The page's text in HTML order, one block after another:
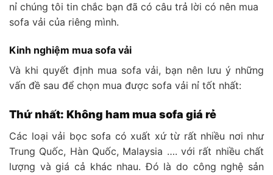
nỉ chúng tôi tin chắc bạn đã có câu trả lời có nên mua
sofa vải của riêng mình.
Kinh nghiệm mua sofa vải
Và khi quyết định mua sofa vải, bạn nên lưu ý những
vấn đề sau để chọn mua được sofa vải nỉ tốt nhất:
Thứ nhất: Không ham mua sofa giá rẻ
Các loại vải bọc sofa có xuất xứ từ rất nhiều nơi như
Trung Quốc, Hàn Quốc, Malaysia …. với rất nhiều chất
lượng và giá cả khác nhau. Đó là do công nghệ sản